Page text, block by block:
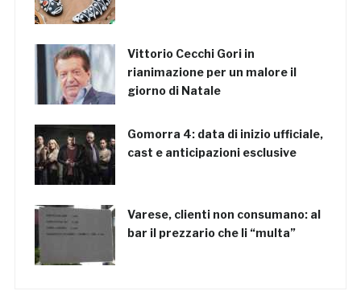
Vittorio Cecchi Gori in
rianimazione per un malore il
giorno di Natale
Gomorra 4: data di inizio ufficiale,
cast e anticipazioni esclusive
Varese, clienti non consumano: al
bar il prezzario che li “multa”